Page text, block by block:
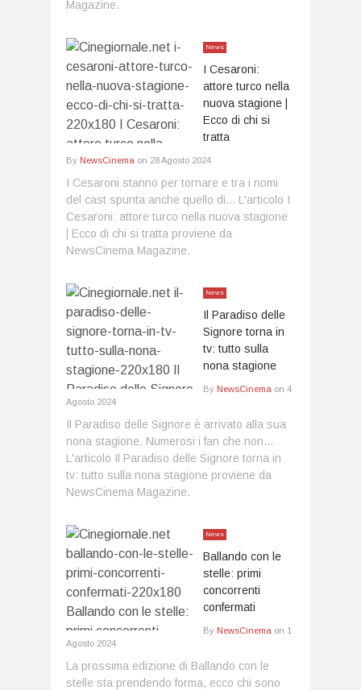
Magazine.
News
I Cesaroni:
attore turco nella
nuova stagione |
Ecco di chi si
tratta
By NewsCinema on 28 Agosto 2024
I Cesaroni stanno per tornare e tra i nomi
del cast spunta anche quello di... L'articolo I
Cesaroni: attore turco nella nuova stagione
| Ecco di chi si tratta proviene da
NewsCinema Magazine.
News
Il Paradiso delle
Signore torna in
tv: tutto sulla
nona stagione
By NewsCinema on 4
Agosto 2024
Il Paradiso delle Signore è arrivato alla sua
nona stagione. Numerosi i fan che non...
L'articolo Il Paradiso delle Signore torna in
tv: tutto sulla nona stagione proviene da
NewsCinema Magazine.
News
Ballando con le
stelle: primi
concorrenti
confermati
By NewsCinema on 1
Agosto 2024
La prossima edizione di Ballando con le
stelle sta prendendo forma, ecco chi sono